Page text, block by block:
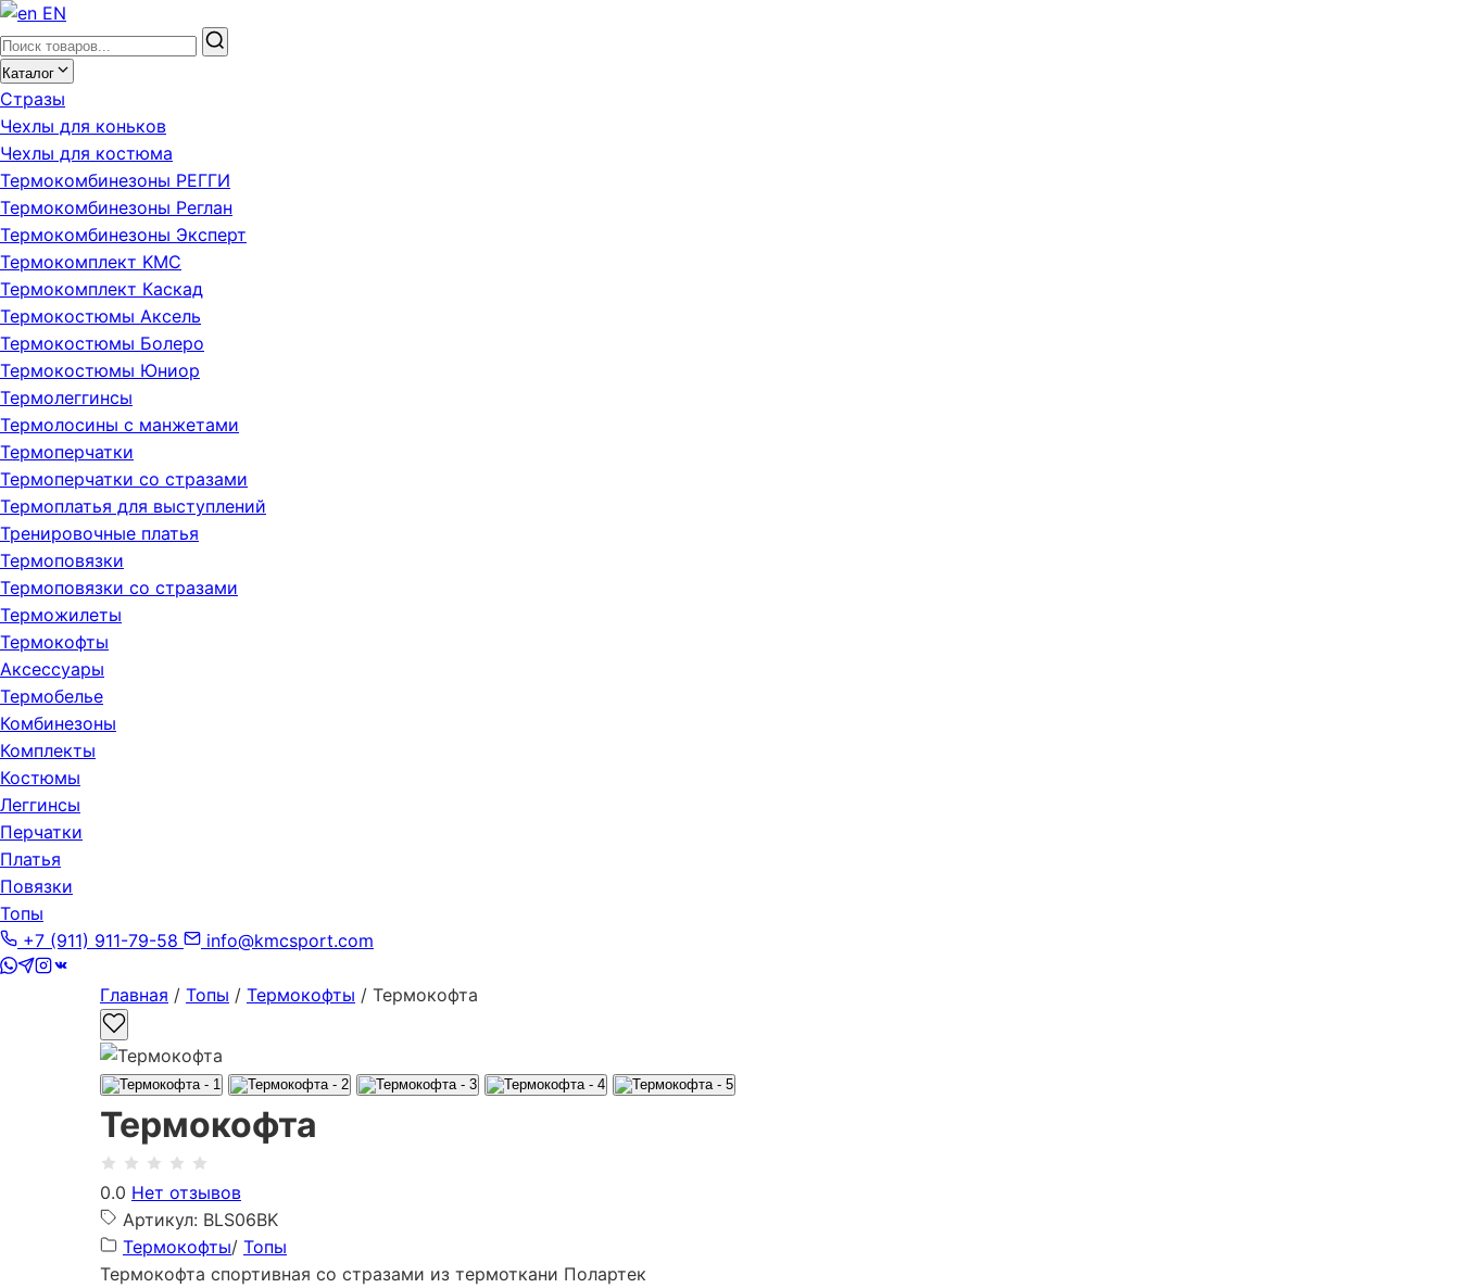
EN
Каталог
Стразы
Чехлы для коньков
Чехлы для костюма
Термокомбинезоны РЕГГИ
Термокомбинезоны Реглан
Термокомбинезоны Эксперт
Термокомплект KMC
Термокомплект Каскад
Термокостюмы Аксель
Термокостюмы Болеро
Термокостюмы Юниор
Термолеггинсы
Термолосины с манжетами
Термоперчатки
Термоперчатки со стразами
Термоплатья для выступлений
Тренировочные платья
Термоповязки
Термоповязки со стразами
Терможилеты
Термокофты
Аксессуары
Термобелье
Комбинезоны
Комплекты
Костюмы
Леггинсы
Перчатки
Платья
Повязки
Топы
+7 (911) 911-79-58
info@kmcsport.com
Главная / Топы / Термокофты / Термокофта
Термокофта
0.0 Нет отзывов
Артикул: BLS06BK
Термокофты/ Топы
Термокофта спортивная со стразами из термоткани Полартек